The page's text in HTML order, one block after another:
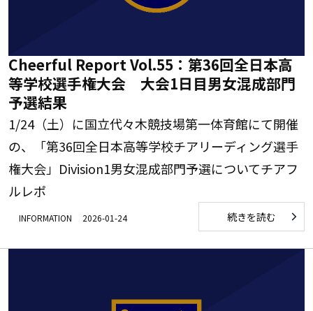
Cheerful Report Vol.55：第36回全日本高
等学校選手権大会 大会1日目男女混成部門
予選結果
1/24（土）に国立代々木競技場第一体育館にて開催
の、「第36回全日本高等学校チアリーディング選手
権大会」Division1男女混成部門予選についてチアフ
ルレポ
INFORMATION 2026-01-24 続きを読む